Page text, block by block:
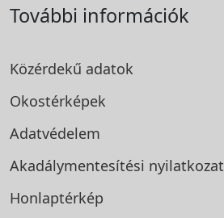
További információk
Közérdekű adatok
Okostérképek
Adatvédelem
Akadálymentesítési nyilatkozat
Honlaptérkép